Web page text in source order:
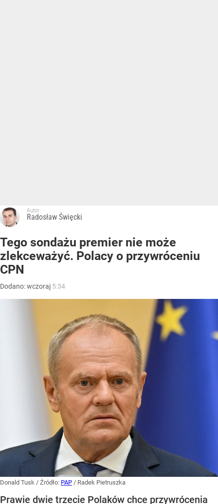
Autor:
Radosław Święcki
Tego sondażu premier nie może
zlekceważyć. Polacy o przywróceniu
CPN
Dodano:wczoraj 5:34
Donald Tusk / Źródło: PAP / Radek Pietruszka
Prawie dwie trzecie Polaków chce przywrócenia